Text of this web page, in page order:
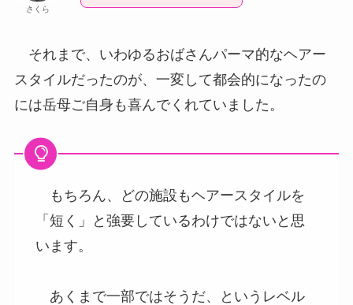
さくら
それまで、いわゆるおばさんパーマ的なヘアー
スタイルだったのが、一変して都会的になったの
には岳母ご自身も喜んでくれていました。
もちろん、どの施設もヘアースタイルを
「短く」と強要しているわけではないと思
います。
あくまで一部ではそうだ、というレベル